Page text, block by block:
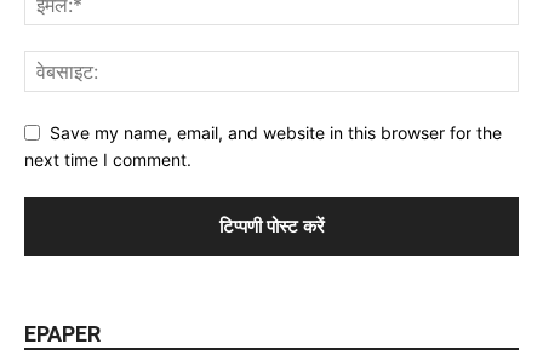
Save my name, email, and website in this browser for the
next time I comment.
EPAPER